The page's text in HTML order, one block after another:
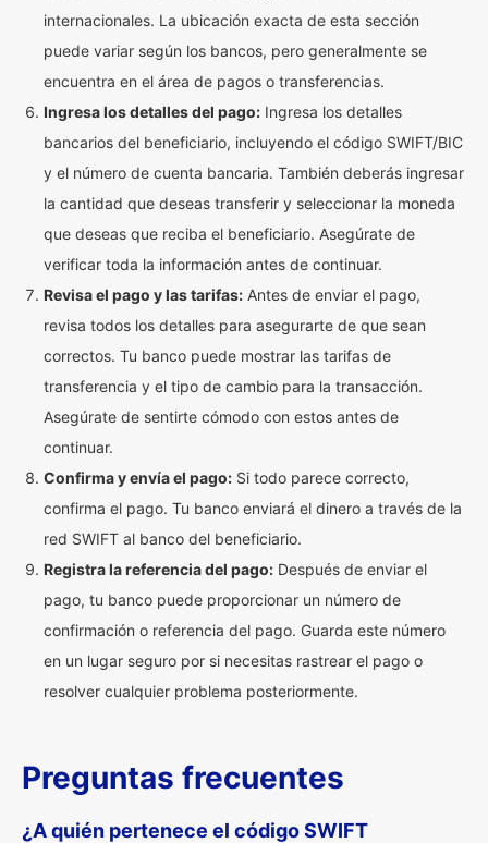
internacionales. La ubicación exacta de esta sección
puede variar según los bancos, pero generalmente se
encuentra en el área de pagos o transferencias.
Ingresa los detalles del pago: Ingresa los detalles
bancarios del beneficiario, incluyendo el código SWIFT/BIC
y el número de cuenta bancaria. También deberás ingresar
la cantidad que deseas transferir y seleccionar la moneda
que deseas que reciba el beneficiario. Asegúrate de
verificar toda la información antes de continuar.
Revisa el pago y las tarifas: Antes de enviar el pago,
revisa todos los detalles para asegurarte de que sean
correctos. Tu banco puede mostrar las tarifas de
transferencia y el tipo de cambio para la transacción.
Asegúrate de sentirte cómodo con estos antes de
continuar.
Confirma y envía el pago: Si todo parece correcto,
confirma el pago. Tu banco enviará el dinero a través de la
red SWIFT al banco del beneficiario.
Registra la referencia del pago: Después de enviar el
pago, tu banco puede proporcionar un número de
confirmación o referencia del pago. Guarda este número
en un lugar seguro por si necesitas rastrear el pago o
resolver cualquier problema posteriormente.
Preguntas frecuentes
¿A quién pertenece el código SWIFT